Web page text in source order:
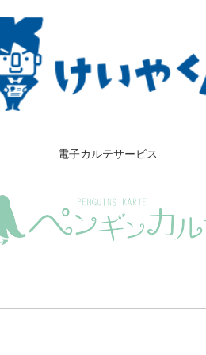
電子カルテサービス